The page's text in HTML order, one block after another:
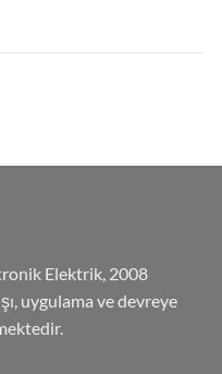
Elektrik, 2008
uygulama ve devreye